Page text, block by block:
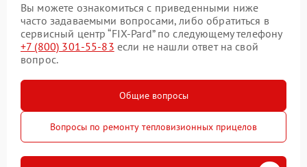
Вы можете ознакомиться с приведенными ниже
часто задаваемыми вопросами, либо обратиться в
сервисный центр “FIX-Pard” по следующему телефону
+7 (800) 301-55-83 если не нашли ответ на свой
вопрос.
Общие вопросы
Вопросы по ремонту тепловизионных прицелов